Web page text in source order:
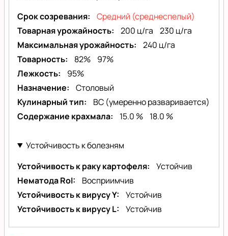
Срок созревания
Средний (среднеспелый)
Товарная урожайность
200 ц/га
230 ц/га
Максимальная урожайность
240 ц/га
Товарность
82%
97%
Лежкость
95%
Назначение
Столовый
Кулинарный тип
BC (умеренно разваривается)
Содержание крахмала
15.0 % 18.0 %
Устойчивость к болезням
Устойчивость к раку картофеля
Устойчив
Нематода RoI
Восприимчив
Устойчивость к вирусу Y
Устойчив
Устойчивость к вирусу L
Устойчив